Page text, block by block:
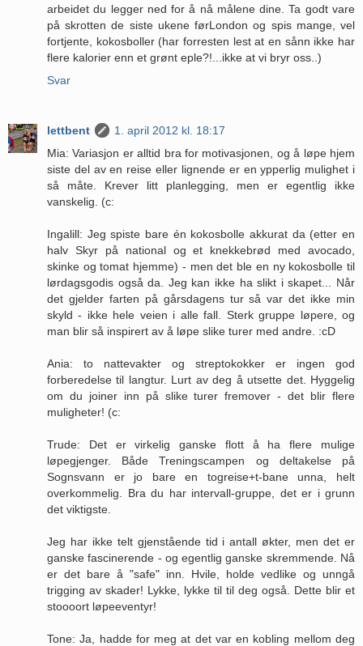
arbeidet du legger ned for å nå målene dine. Ta godt vare
på skrotten de siste ukene førLondon og spis mange, vel
fortjente, kokosboller (har forresten lest at en sånn ikke har
flere kalorier enn et grønt eple?!...ikke at vi bryr oss..)
Svar
lettbent
1. april 2012 kl. 18:17
Mia: Variasjon er alltid bra for motivasjonen, og å løpe hjem
siste del av en reise eller lignende er en ypperlig mulighet i
så måte. Krever litt planlegging, men er egentlig ikke
vanskelig. (c:
Ingalill: Jeg spiste bare én kokosbolle akkurat da (etter en
halv Skyr på national og et knekkebrød med avocado,
skinke og tomat hjemme) - men det ble en ny kokosbolle til
lørdagsgodis også da. Jeg kan ikke ha slikt i skapet... Når
det gjelder farten på gårsdagens tur så var det ikke min
skyld - ikke hele veien i alle fall. Sterk gruppe løpere, og
man blir så inspirert av å løpe slike turer med andre. :cD
Ania: to nattevakter og streptokokker er ingen god
forberedelse til langtur. Lurt av deg å utsette det. Hyggelig
om du joiner inn på slike turer fremover - det blir flere
muligheter! (c:
Trude: Det er virkelig ganske flott å ha flere mulige
løpegjenger. Både Treningscampen og deltakelse på
Sognsvann er jo bare en togreise+t-bane unna, helt
overkommelig. Bra du har intervall-gruppe, det er i grunn
det viktigste.
Jeg har ikke telt gjenstående tid i antall økter, men det er
ganske fascinerende - og egentlig ganske skremmende. Nå
er det bare å "safe" inn. Hvile, holde vedlike og unngå
trigging av skader! Lykke, lykke til til deg også. Dette blir et
stoooort løpeeventyr!
Tone: Ja, hadde for meg at det var en kobling mellom deg